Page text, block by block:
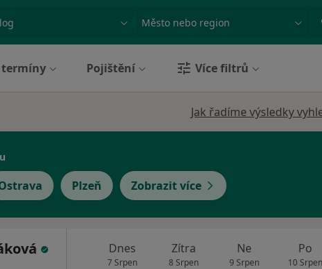
Město nebo region
termíny Pojištění Více filtrů
Jak řadíme výsledky
Plzeň Zobrazit více
Dnes
7 Srpen
Zítra
8 Srpen
Ne
9 Srpen
Po
10 Srpen